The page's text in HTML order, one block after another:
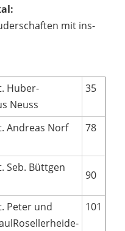
mit ins­
Huber­
Neuss
35
Andreas Norf 78
Seb. Büttgen
90
Peter und
101